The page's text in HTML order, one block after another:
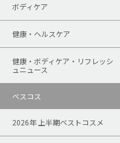
ボディケア
健康・ヘルスケア
健康・ボディケア・リフレッシ
ュニュース
ベスコス
2026年 上半期ベストコスメ